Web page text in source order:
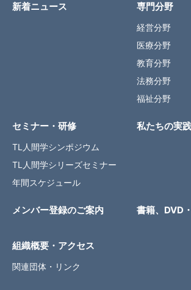
新着ニュース 専門分野
経営分野
医療分野
教育分野
法務分野
福祉分野
セミナー・研修
TL人間学シンポジウム
TL人間学シリーズセミナー
年間スケジュール
私たちの実践
メンバー登録のご案内 書籍、DVD
組織概要・アクセス
関連団体・リンク